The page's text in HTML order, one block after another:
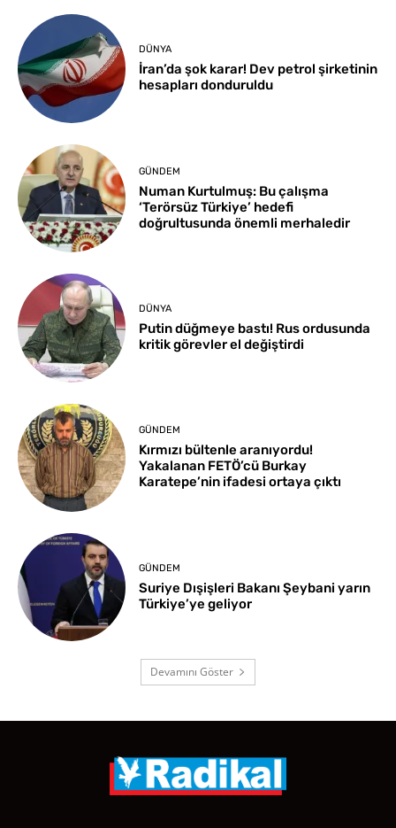
DÜNYA
İran’da şok karar! Dev petrol şirketinin
hesapları donduruldu
GÜNDEM
Numan Kurtulmuş: Bu çalışma
‘Terörsüz Türkiye’ hedefi
doğrultusunda önemli merhaledir
DÜNYA
Putin düğmeye bastı! Rus ordusunda
kritik görevler el değiştirdi
GÜNDEM
Kırmızı bültenle aranıyordu!
Yakalanan FETÖ’cü Burkay
Karatepe’nin ifadesi ortaya çıktı
GÜNDEM
Suriye Dışişleri Bakanı Şeybani yarın
Türkiye’ye geliyor
Devamını Göster